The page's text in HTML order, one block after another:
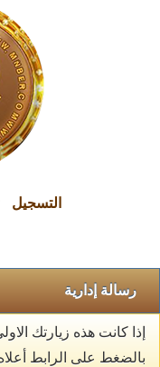
التسجيل
رسالة إدارية
إذا كانت هذه زيارتك
بالضغط على الرابط